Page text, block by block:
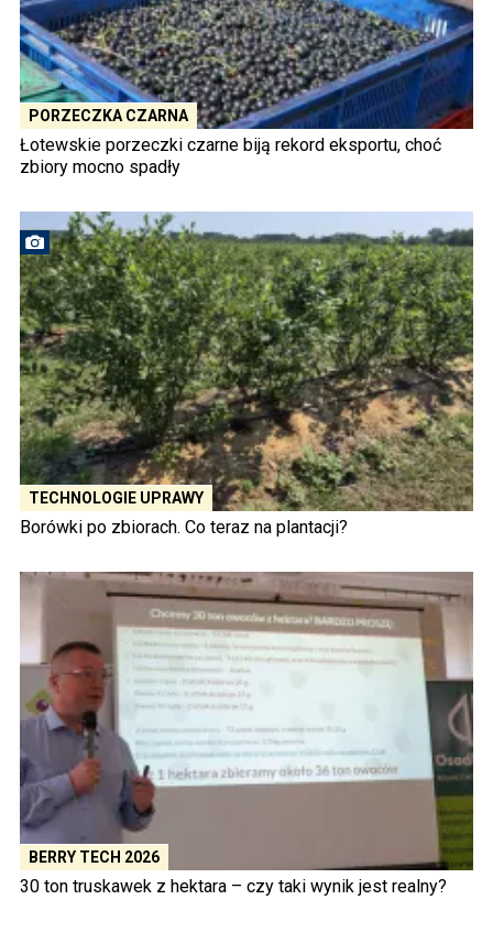
PORZECZKA CZARNA
Łotewskie porzeczki czarne biją rekord eksportu, choć
zbiory mocno spadły
TECHNOLOGIE UPRAWY
Borówki po zbiorach. Co teraz na plantacji?
BERRY TECH 2026
30 ton truskawek z hektara – czy taki wynik jest realny?